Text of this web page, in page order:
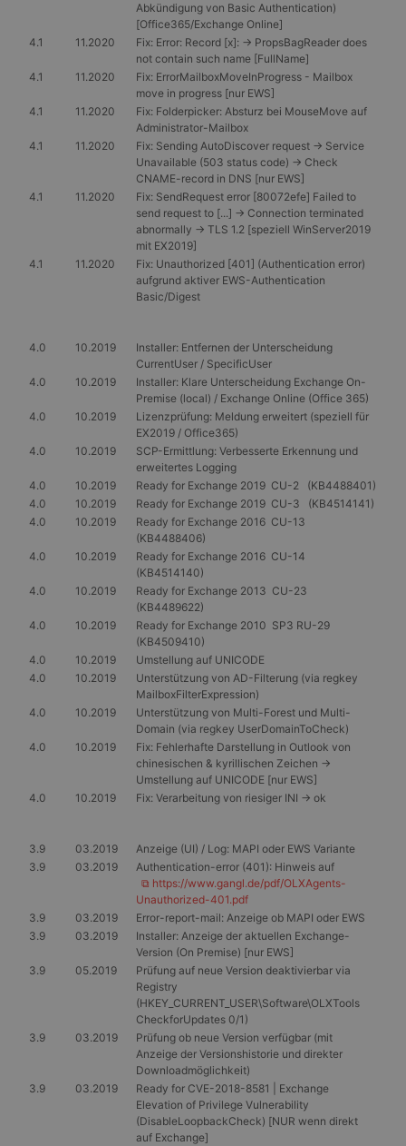
Abkündigung von Basic Authentication)
[Office365/Exchange Online]
4.1
11.2020
Fix: Error: Record [x]: -> PropsBagReader does
not contain such name [FullName]
4.1
11.2020
Fix: ErrorMailboxMoveInProgress - Mailbox
move in progress [nur EWS]
4.1
11.2020
Fix: Folderpicker: Absturz bei MouseMove auf
Administrator-Mailbox
4.1
11.2020
Fix: Sending AutoDiscover request -> Service
Unavailable (503 status code) -> Check
CNAME-record in DNS [nur EWS]
4.1
11.2020
Fix: SendRequest error [80072efe] Failed to
send request to [...] -> Connection terminated
abnormally -> TLS 1.2 [speziell WinServer2019
mit EX2019]
4.1
11.2020
Fix: Unauthorized [401] (Authentication error)
aufgrund aktiver EWS-Authentication
Basic/Digest
4.0 10.2019
Installer: Entfernen der Unterscheidung
CurrentUser / SpecificUser
4.0
10.2019
Installer: Klare Unterscheidung Exchange On-
Premise (local) / Exchange Online (Office 365)
4.0
10.2019
Lizenzprüfung: Meldung erweitert (speziell für
EX2019 / Office365)
4.0
10.2019
SCP-Ermittlung: Verbesserte Erkennung und
erweitertes Logging
4.0
10.2019
Ready for Exchange 2019 CU-2 (KB4488401)
4.0
10.2019
Ready for Exchange 2019 CU-3 (KB4514141)
4.0
10.2019
Ready for Exchange 2016 CU-13
(KB4488406)
4.0
10.2019
Ready for Exchange 2016 CU-14
(KB4514140)
4.0
10.2019
Ready for Exchange 2013 CU-23
(KB4489622)
4.0
10.2019
Ready for Exchange 2010 SP3 RU-29
(KB4509410)
4.0
10.2019
Umstellung auf UNICODE
4.0
10.2019
Unterstützung von AD-Filterung (via regkey
MailboxFilterExpression)
4.0
10.2019
Unterstützung von Multi-Forest und Multi-
Domain (via regkey UserDomainToCheck)
4.0
10.2019
Fix: Fehlerhafte Darstellung in Outlook von
chinesischen & kyrillischen Zeichen ->
Umstellung auf UNICODE [nur EWS]
4.0
10.2019 Fix: Verarbeitung von riesiger INI -> ok
3.9 03.2019
Anzeige (UI) / Log: MAPI oder EWS Variante
3.9
03.2019
Authentication-error (401): Hinweis auf
⧉ https://www.gangl.de/pdf/OLXAgents-
Unauthorized-401.pdf
3.9
03.2019
Error-report-mail: Anzeige ob MAPI oder EWS
3.9
03.2019
Installer: Anzeige der aktuellen Exchange-
Version (On Premise) [nur EWS]
3.9
05.2019
Prüfung auf neue Version deaktivierbar via
Registry
(HKEY_CURRENT_USER\Software\OLXTools
CheckforUpdates 0/1)
3.9
03.2019
Prüfung ob neue Version verfügbar (mit
Anzeige der Versionshistorie und direkter
Downloadmöglichkeit)
3.9
03.2019
Ready for CVE-2018-8581 | Exchange
Elevation of Privilege Vulnerability
(DisableLoopbackCheck) [NUR wenn direkt
auf Exchange]